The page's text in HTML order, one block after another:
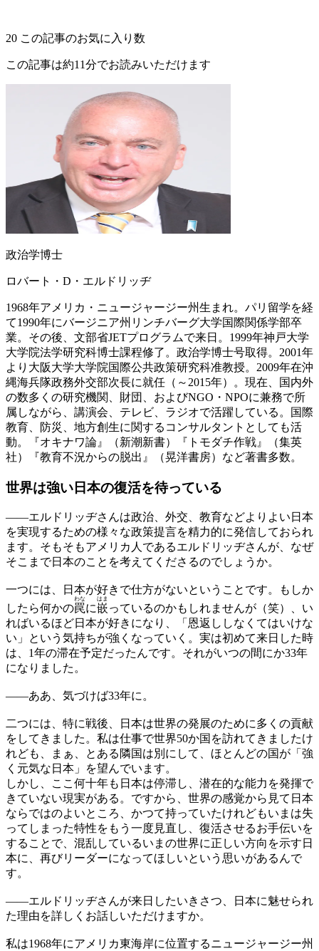
20 この記事のお気に入り数
この記事は約11分でお読みいただけます
政治学博士
ロバート・D・エルドリッヂ
1968年アメリカ・ニュージャージー州生まれ。パリ留学を経
て1990年にバージニア州リンチバーグ大学国際関係学部卒
業。その後、文部省JETプログラムで来日。1999年神戸大学
大学院法学研究科博士課程修了。政治学博士号取得。2001年
より大阪大学大学院国際公共政策研究科准教授。2009年在沖
縄海兵隊政務外交部次長に就任（～2015年）。現在、国内外
の数多くの研究機関、財団、およびNGO・NPOに兼務で所
属しながら、講演会、テレビ、ラジオで活躍している。国際
教育、防災、地方創生に関するコンサルタントとしても活
動。『オキナワ論』（新潮新書）『トモダチ作戦』（集英
社）『教育不況からの脱出』（晃洋書房）など著書多数。
世界は強い日本の復活を待っている
——エルドリッヂさんは政治、外交、教育などよりよい日本
を実現するための様々な政策提言を精力的に発信しておられ
ます。そもそもアメリカ人であるエルドリッヂさんが、なぜ
そこまで日本のことを考えてくださるのでしょうか。
一つには、日本が好きで仕方がないということです。もしか
したら何かの罠
わな
に嵌
はま
っているのかもしれませんが（笑）、い
ればいるほど日本が好きになり、「恩返ししなくてはいけな
い」という気持ちが強くなっていく。実は初めて来日した時
は、1年の滞在予定だったんです。それがいつの間にか33年
になりました。
——ああ、気づけば33年に。
二つには、特に戦後、日本は世界の発展のために多くの貢献
をしてきました。私は仕事で世界50か国を訪れてきましたけ
れども、まぁ、とある隣国は別にして、ほとんどの国が「強
く元気な日本」を望んでいます。
しかし、ここ何十年も日本は停滞し、潜在的な能力を発揮で
きていない現実がある。ですから、世界の感覚から見て日本
ならではのよいところ、かつて持っていたけれどもいまは失
ってしまった特性をもう一度見直し、復活させるお手伝いを
することで、混乱しているいまの世界に正しい方向を示す日
本に、再びリーダーになってほしいという思いがあるんで
す。
——エルドリッヂさんが来日したいきさつ、日本に魅せられ
た理由を詳しくお話しいただけますか。
私は1968年にアメリカ東海岸に位置するニュージャージー州